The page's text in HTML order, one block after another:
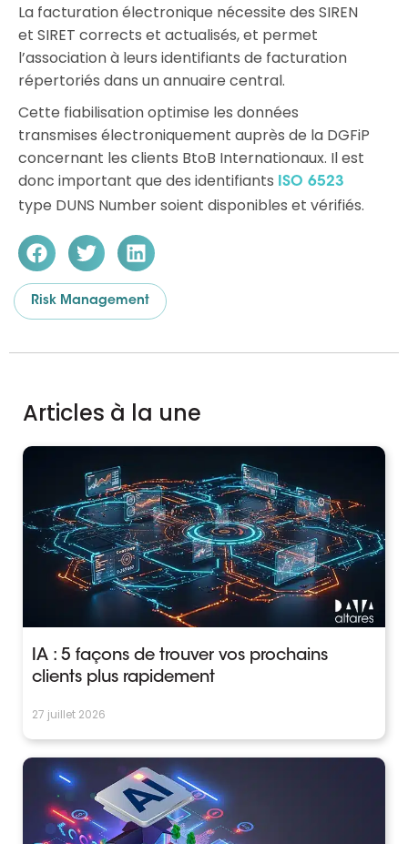
La facturation électronique nécessite des SIREN
et SIRET corrects et actualisés, et permet
l’association à leurs identifiants de facturation
répertoriés dans un annuaire central.
Cette fiabilisation optimise les données
transmises électroniquement auprès de la DGFiP
concernant les clients BtoB Internationaux. Il est
donc important que des identifiants
ISO 6523
type DUNS Number soient disponibles et vérifiés.
Risk Management
Articles à la une
IA : 5 façons de trouver vos prochains
clients plus rapidement
27 juillet 2026